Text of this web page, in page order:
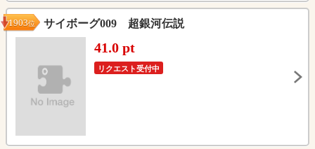
サイボーグ009 超銀河伝説
1903位
41.0 pt
リクエスト受付中